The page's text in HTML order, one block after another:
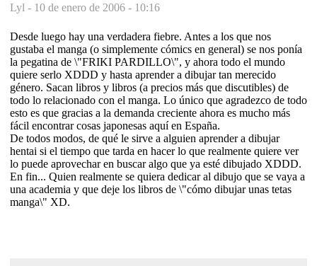
Lyl - 10 de enero de 2006 - 10:16
Desde luego hay una verdadera fiebre. Antes a los que nos
gustaba el manga (o simplemente cómics en general) se nos ponía
la pegatina de \"FRIKI PARDILLO\", y ahora todo el mundo
quiere serlo XDDD y hasta aprender a dibujar tan merecido
género. Sacan libros y libros (a precios más que discutibles) de
todo lo relacionado con el manga. Lo único que agradezco de todo
esto es que gracias a la demanda creciente ahora es mucho más
fácil encontrar cosas japonesas aquí en España.
De todos modos, de qué le sirve a alguien aprender a dibujar
hentai si el tiempo que tarda en hacer lo que realmente quiere ver
lo puede aprovechar en buscar algo que ya esté dibujado XDDD.
En fin... Quien realmente se quiera dedicar al dibujo que se vaya a
una academia y que deje los libros de \"cómo dibujar unas tetas
manga\" XD.